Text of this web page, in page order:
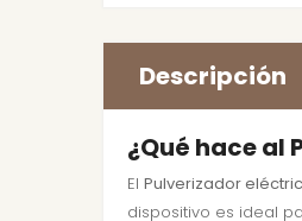
Descripción
¿Qué hace
El Pulverizador
dispositivo es ideal